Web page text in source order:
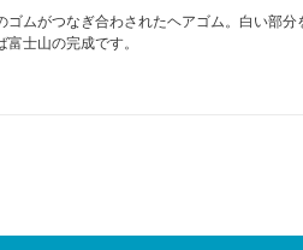
ゴムがつなぎ合わされたヘアゴム。白い部分
富士山の完成です。